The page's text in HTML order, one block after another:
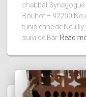
chabbat Synagogue
Bouhot – 92200
tunisienne de
suivi de Bar Read